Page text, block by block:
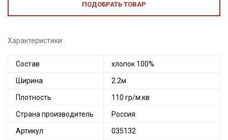
ПОДОБРАТЬ ТОВАР
Характеристики
Состав хлопок 100%
Ширина 2.2м
Плотность 110 гр/м.кв
Страна производитель Россия
Артикул 035132